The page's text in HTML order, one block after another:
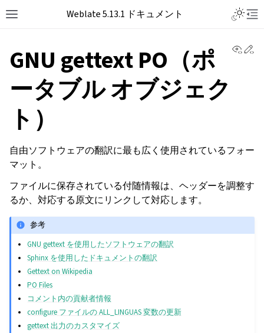
Toggle site navigation sidebar
Weblate 5.13.1 ドキュメント
GNU gettext PO（ポ
ータブル オブジェク
ト）
自由ソフトウェアの翻訳に最も広く使用されているフォー
マット。
ファイルに保存されている付随情報は、ヘッダーを調整す
るか、対応する原文にリンクして対応します。
参考
GNU gettext を使用したソフトウェアの翻訳
Sphinx を使用したドキュメントの翻訳
Gettext on Wikipedia
PO Files
コメント内の貢献者情報
configure ファイルの ALL_LINGUAS 変数の更新
gettext 出力のカスタマイズ